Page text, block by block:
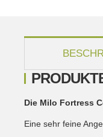
Die Milo Fortress
Eine sehr feine